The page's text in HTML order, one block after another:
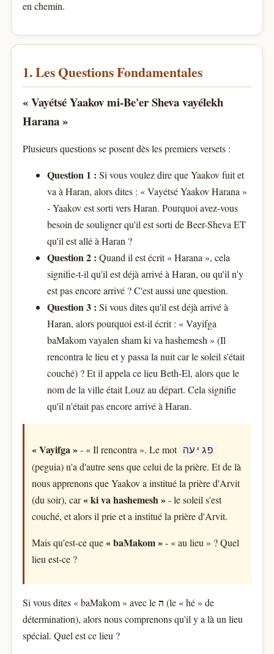
en chemin.
1. Les Questions Fondamentales
« Vayétsé Yaakov mi-Be'er Sheva vayélekh
Harana »
Plusieurs questions se posent dès les premiers versets :
Question 1 : Si vous voulez dire que Yaakov fuit et
va à Haran, alors dites : « Vayétsé Yaakov Harana »
- Yaakov est sorti vers Haran. Pourquoi avez-vous
besoin de souligner qu'il est sorti de Beer-Sheva ET
qu'il est allé à Haran ?
Question 2 : Quand il est écrit « Harana », cela
signifie-t-il qu'il est déjà arrivé à Haran, ou qu'il n'y
est pas encore arrivé ? C'est aussi une question.
Question 3 : Si vous dites qu'il est déjà arrivé à
Haran, alors pourquoi est-il écrit : « Vayifga
baMakom vayalen sham ki va hashemesh » (Il
rencontra le lieu et y passa la nuit car le soleil s'était
couché) ? Et il appela ce lieu Beth-El, alors que le
nom de la ville était Louz au départ. Cela signifie
qu'il n'était pas encore arrivé à Haran.
« Vayifga »- « Il rencontra ». Le mot פגיעה
(peguia) n'a d'autre sens que celui de la prière. Et de là
nous apprenons que Yaakov a institué la prière d'Arvit
(du soir), car« ki va hashemesh »- le soleil s'est
couché, et alors il prie et a institué la prière d'Arvit.
Mais qu'est-ce que« baMakom »- « au lieu » ? Quel
lieu est-ce ?
Si vous dites « baMakom » avec leה (le « hé » de
détermination), alors nous comprenons qu'il y a là un lieu
spécial. Quel est ce lieu ?